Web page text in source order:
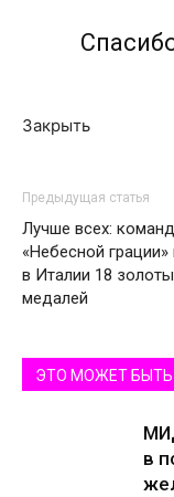
Закрыть
Предыдущая статья
Лучше всех:
«Небесной грации»
в Италии 18
медалей
ЭТО МОЖЕТ БЫТЬ
в